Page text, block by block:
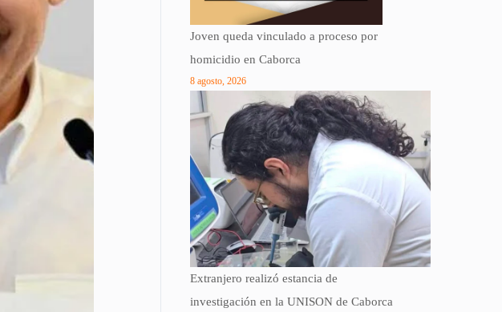
Joven queda vinculado a proceso por
homicidio en Caborca
8 agosto, 2026
Extranjero realizó estancia de
investigación en la UNISON de Caborca